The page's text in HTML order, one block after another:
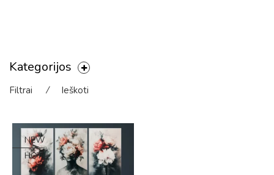
Kategorijos
Filtrai ⁄ Ieškoti
NEW
HOT